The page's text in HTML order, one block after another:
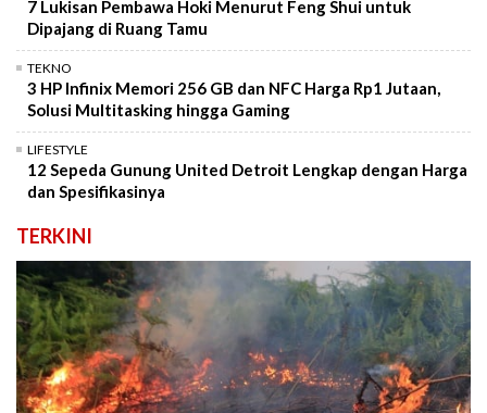
7 Lukisan Pembawa Hoki Menurut Feng Shui untuk
Dipajang di Ruang Tamu
TEKNO
3 HP Infinix Memori 256 GB dan NFC Harga Rp1 Jutaan,
Solusi Multitasking hingga Gaming
LIFESTYLE
12 Sepeda Gunung United Detroit Lengkap dengan Harga
dan Spesifikasinya
TERKINI